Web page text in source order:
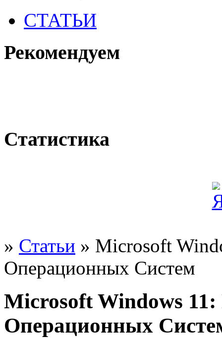
СТАТЬИ
Рекомендуем
Статистика
» Статьи » Microsoft
Операционных Систем
Microsoft Windows
Операционных